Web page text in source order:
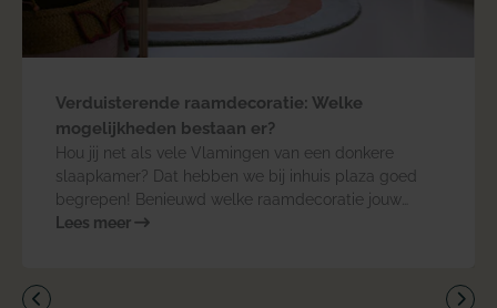
Verduisterende raamdecoratie: Welke
mogelijkheden bestaan er?
Hou jij net als vele Vlamingen van een donkere
slaapkamer? Dat hebben we bij inhuis plaza goed
begrepen! Benieuwd welke raamdecoratie jouw
kamer het best hult in duisternis? Wij lichten de
Lees meer
Vorige